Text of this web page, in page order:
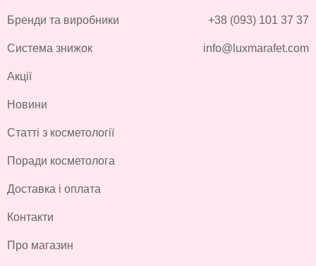
Бренди та виробники
Система знижок
Акції
Новини
Статті з косметології
Поради косметолога
Доставка і оплата
Контакти
Про магазин
+38 (093) 101 37 37
info@luxmarafet.com